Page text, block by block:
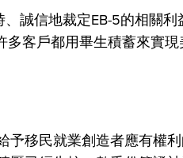
誠信地裁定EB-5的相關
客戶都用畢生積蓄來實
移民就業創造者應有權